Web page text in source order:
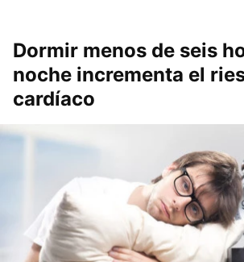
Dormir menos de seis
noche incrementa el
cardíaco